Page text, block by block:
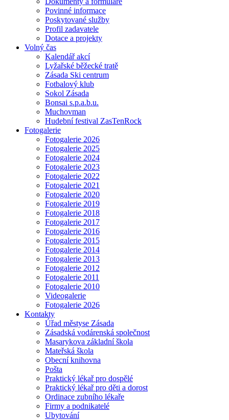
Povinné informace
Poskytované služby
Profil zadavatele
Dotace a projekty
Volný čas
Kalendář akcí
Lyžařské běžecké tratě
Zásada Ski centrum
Fotbalový klub
Sokol Zásada
Bonsai s.p.a.b.u.
Muchovman
Hudební festival ZasTenRock
Fotogalerie
Fotogalerie 2026
Fotogalerie 2025
Fotogalerie 2024
Fotogalerie 2023
Fotogalerie 2022
Fotogalerie 2021
Fotogalerie 2020
Fotogalerie 2019
Fotogalerie 2018
Fotogalerie 2017
Fotogalerie 2016
Fotogalerie 2015
Fotogalerie 2014
Fotogalerie 2013
Fotogalerie 2012
Fotogalerie 2011
Fotogalerie 2010
Videogalerie
Fotogalerie 2026
Kontakty
Úřad městyse Zásada
Zásadská vodárenská společnost
Masarykova základní škola
Mateřská škola
Obecní knihovna
Pošta
Praktický lékař pro dospělé
Praktický lékař pro děti a dorost
Ordinace zubního lékaře
Firmy a podnikatelé
Ubytování